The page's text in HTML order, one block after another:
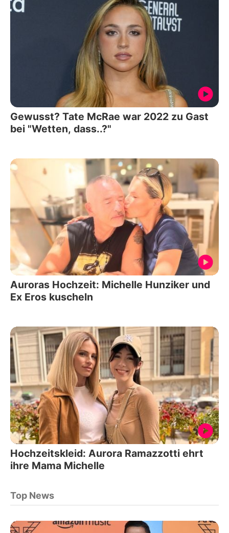
Gewusst? Tate McRae war 2022 zu Gast
bei "Wetten, dass..?"
Auroras Hochzeit: Michelle Hunziker und
Ex Eros kuscheln
Hochzeitskleid: Aurora Ramazzotti ehrt
ihre Mama Michelle
Top News